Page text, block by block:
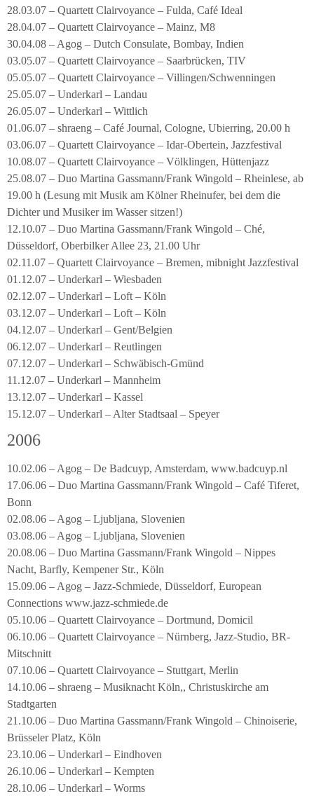
28.03.07 – Quartett Clairvoyance – Fulda, Café Ideal
28.04.07 – Quartett Clairvoyance – Mainz, M8
30.04.08 – Agog – Dutch Consulate, Bombay, Indien
03.05.07 – Quartett Clairvoyance – Saarbrücken, TIV
05.05.07 – Quartett Clairvoyance – Villingen/Schwenningen
25.05.07 – Underkarl – Landau
26.05.07 – Underkarl – Wittlich
01.06.07 – shraeng – Café Journal, Cologne, Ubierring, 20.00 h
03.06.07 – Quartett Clairvoyance – Idar-Obertein, Jazzfestival
10.08.07 – Quartett Clairvoyance – Völklingen, Hüttenjazz
25.08.07 – Duo Martina Gassmann/Frank Wingold – Rheinlese, ab
19.00 h (Lesung mit Musik am Kölner Rheinufer, bei dem die
Dichter und Musiker im Wasser sitzen!)
12.10.07 – Duo Martina Gassmann/Frank Wingold – Ché,
Düsseldorf, Oberbilker Allee 23, 21.00 Uhr
02.11.07 – Quartett Clairvoyance – Bremen, mibnight Jazzfestival
01.12.07 – Underkarl – Wiesbaden
02.12.07 – Underkarl – Loft – Köln
03.12.07 – Underkarl – Loft – Köln
04.12.07 – Underkarl – Gent/Belgien
06.12.07 – Underkarl – Reutlingen
07.12.07 – Underkarl – Schwäbisch-Gmünd
11.12.07 – Underkarl – Mannheim
13.12.07 – Underkarl – Kassel
15.12.07 – Underkarl – Alter Stadtsaal – Speyer
2006
10.02.06 – Agog – De Badcuyp, Amsterdam, www.badcuyp.nl
17.06.06 – Duo Martina Gassmann/Frank Wingold – Café Tiferet,
Bonn
02.08.06 – Agog – Ljubljana, Slovenien
03.08.06 – Agog – Ljubljana, Slovenien
20.08.06 – Duo Martina Gassmann/Frank Wingold – Nippes
Nacht, Barfly, Kempener Str., Köln
15.09.06 – Agog – Jazz-Schmiede, Düsseldorf, European
Connections www.jazz-schmiede.de
05.10.06 – Quartett Clairvoyance – Dortmund, Domicil
06.10.06 – Quartett Clairvoyance – Nürnberg, Jazz-Studio, BR-
Mitschnitt
07.10.06 – Quartett Clairvoyance – Stuttgart, Merlin
14.10.06 – shraeng – Musiknacht Köln,, Christuskirche am
Stadtgarten
21.10.06 – Duo Martina Gassmann/Frank Wingold – Chinoiserie,
Brüsseler Platz, Köln
23.10.06 – Underkarl – Eindhoven
26.10.06 – Underkarl – Kempten
28.10.06 – Underkarl – Worms